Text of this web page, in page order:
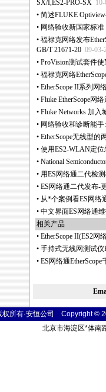
SX/I,ES2-PRO-SX
• 简述FLUKE
• 网络验收新国家标准
• 福禄克网络发布
GB/T 21671-20 09-03-
• ProVision测试套件使
• 福禄克网络
• EtherScope II系列网
• Fluke EtherScope网
• Fluke Networks 加
• 网络验收和诊断能
• EtherScope无线型
• 使用ES2-WLAN定
• National
• 用ES网络通二代检
• ES网络通二代发布-
• 从*个案例看ES网络
• 中文界面ES网络通
相关产品
• EtherScope II(ES2
• 手持式无线网测试
• ES网络通
权所有·安恒公司 Copyright ©
北京市海淀区*体南